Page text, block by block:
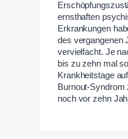
ernsthaften
Erkrankungen
des vergangenen
vervielfacht. Je
bis zu zehn mal
Krankheitstage
Burnout-
noch vor zehn